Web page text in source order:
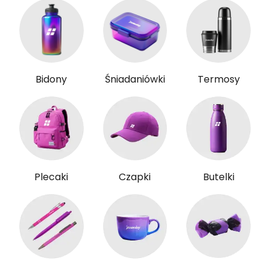
Bidony Śniadaniówki Termosy
Plecaki Czapki Butelki